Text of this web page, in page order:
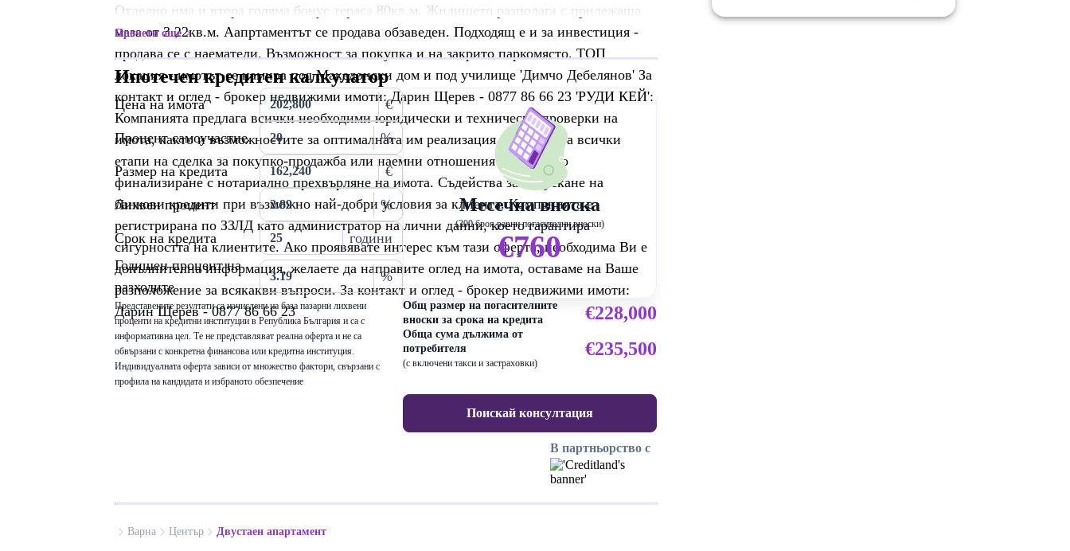
Отделно има и втора голяма бонус тераса 80кв.м. Жилището разполага с прилежаща
маза от 3.22кв.м. Аапртаментът се продава обзаведен. Подходящ е и за инвестиция -
продава се с наематели. Възможност за покупка и на закрито паркомясто. ТОП
локация - имотът се намира под Македонски дом и под училище 'Димчо Дебелянов' За
контакт и оглед - брокер недвижими имоти: Дарин Щерев - 0877 86 66 23 'РУДИ КЕЙ':
Компанията предлага всички необходими юридически и технически проверки на
имота, както и възможностите за оптималната им реализация, организира всички
етапи на сделка за покупко-продажба или наемни отношения до нейното
финализиране с нотариално прехвърляне на имота. Съдейства за отпускане на
банкови кредити при възможно най-добри условия за клиента. Компанията е
регистрирана по ЗЗЛД като администратор на лични данни, което гарантира
сигурността на клиентите. Ако проявявате интерес към тази оферта, необходима Ви е
допълнителна информация, желаете да направите оглед на имота, оставаме на Ваше
разположение за всякакви въпроси. За контакт и оглед - брокер недвижими имоти:
Дарин Щерев - 0877 86 66 23
Прочети още
Ипотечен кредитен калкулатор
Цена на имота €
Процент самоучастие %
Размер на кредита €
Лихвен процент %
Срок на кредита
години
Годишен процент на
разходите
%
Представените резултати са изчислени на база пазарни лихвени
проценти на кредитни институции в Република България и са с
информативна цел. Те не представляват реална оферта и не са
обвързани с конкретна финансова или кредитна институция.
Индивидуалната оферта зависи от множество фактори, свързани с
профила на кандидата и избраното обезпечение
Месечна вноска
(300 броя равни погасителни вноски)
€760
Общ размер на погасителните
вноски за срока на кредита
€228,000
Обща сума дължима от
потребителя
(с включени такси и застраховки)
€235,500
Поискай консултация
В партньорство с
Варна Център Двустаен апартамент